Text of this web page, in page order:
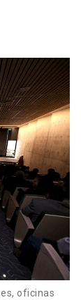
oficinas